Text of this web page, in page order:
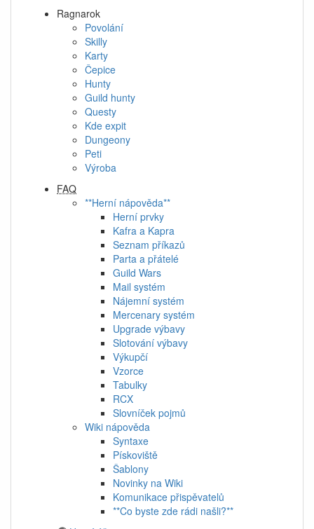
Ragnarok
Povolání
Skilly
Karty
Čepice
Hunty
Guild hunty
Questy
Kde expit
Dungeony
Peti
Výroba
FAQ
**Herní nápověda**
Herní prvky
Kafra a Kapra
Seznam příkazů
Parta a přátelé
Guild Wars
Mail systém
Nájemní systém
Mercenary systém
Upgrade výbavy
Slotování výbavy
Výkupčí
Vzorce
Tabulky
RCX
Slovníček pojmů
Wiki nápověda
Syntaxe
Pískoviště
Šablony
Novinky na Wiki
Komunikace přispěvatelů
**Co byste zde rádi našli?**